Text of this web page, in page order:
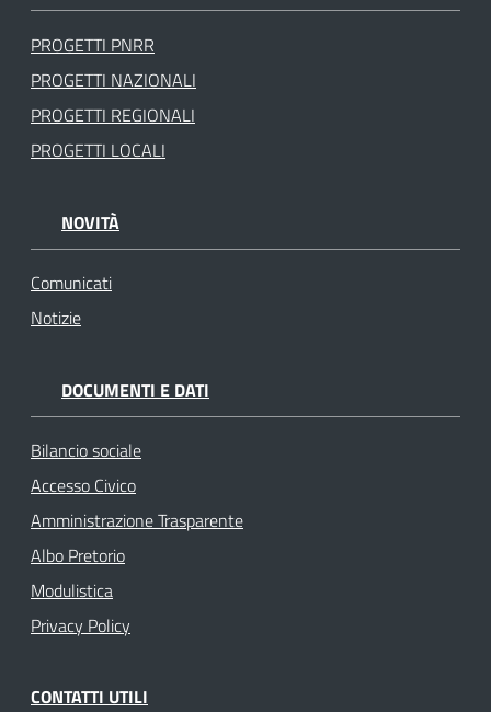
PROGETTI PNRR
PROGETTI NAZIONALI
PROGETTI REGIONALI
PROGETTI LOCALI
NOVITÀ
Comunicati
Notizie
DOCUMENTI E DATI
Bilancio sociale
Accesso Civico
Amministrazione Trasparente
Albo Pretorio
Modulistica
Privacy Policy
CONTATTI UTILI